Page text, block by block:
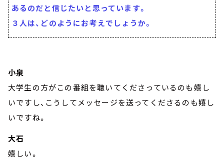
あるのだと信じたいと思っています。
３人は、どのようにお考えでしょうか。
小泉
大学生の方がこの番組を聴いてくださっているのも嬉し
いですし、こうしてメッセージを送ってくださるのも嬉し
いですね。
大石
嬉しい。